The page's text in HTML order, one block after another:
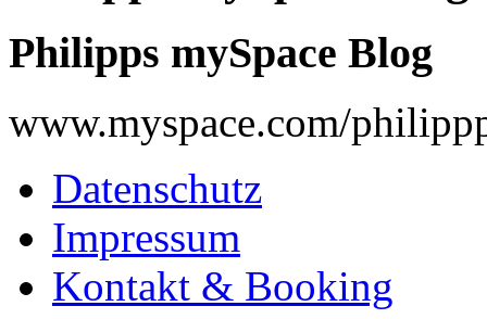
Philipps mySpace Blog
www.myspace.com/
Datenschutz
Impressum
Kontakt & Booking